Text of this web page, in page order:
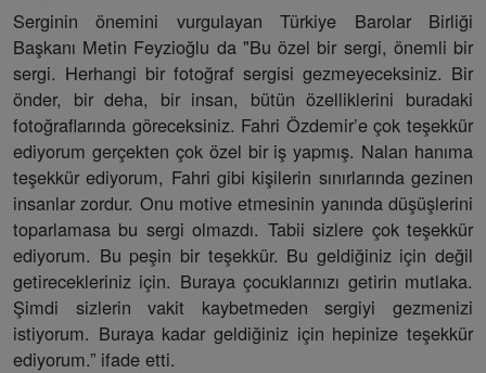
Serginin önemini vurgulayan Türkiye Barolar Birliği
Başkanı Metin Feyzioğlu da "Bu özel bir sergi, önemli bir
sergi. Herhangi bir fotoğraf sergisi gezmeyeceksiniz. Bir
önder, bir deha, bir insan, bütün özelliklerini buradaki
fotoğraflarında göreceksiniz. Fahri Özdemir’e çok teşekkür
ediyorum gerçekten çok özel bir iş yapmış. Nalan hanıma
teşekkür ediyorum, Fahri gibi kişilerin sınırlarında gezinen
insanlar zordur. Onu motive etmesinin yanında düşüşlerini
toparlamasa bu sergi olmazdı. Tabii sizlere çok teşekkür
ediyorum. Bu peşin bir teşekkür. Bu geldiğiniz için değil
getirecekleriniz için. Buraya çocuklarınızı getirin mutlaka.
Şimdi sizlerin vakit kaybetmeden sergiyi gezmenizi
istiyorum. Buraya kadar geldiğiniz için hepinize teşekkür
ediyorum.” ifade etti.